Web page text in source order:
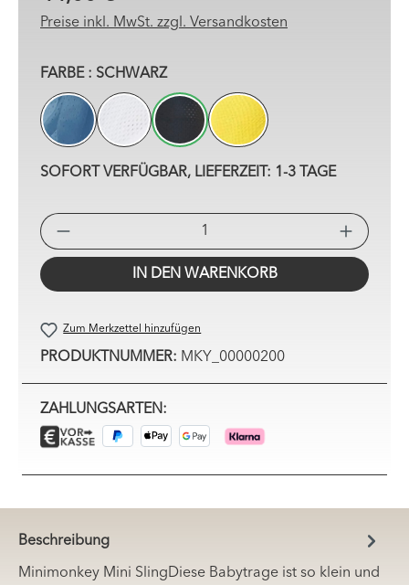
Preise inkl. MwSt. zzgl. Versandkosten
FARBEAUSWÄHLEN
: SCHWARZ
BLAU WEISS SCHWARZGELB
SOFORT VERFÜGBAR, LIEFERZEIT: 1-3 TAGE
IN DEN WARENKORB
Zum Merkzettel hinzufügen
PRODUKTNUMMER: MKY_00000200
ZAHLUNGSARTEN:
Beschreibung
Minimonkey Mini SlingDiese Babytrage ist so klein und